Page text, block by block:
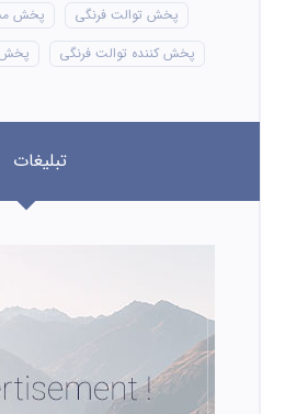
پخش توالت فرنگی
پخش
پخش کننده توالت فرنگی
پخش
تبلیغات